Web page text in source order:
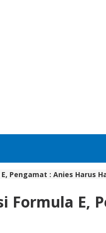
Pengamat : Anies Harus
E,